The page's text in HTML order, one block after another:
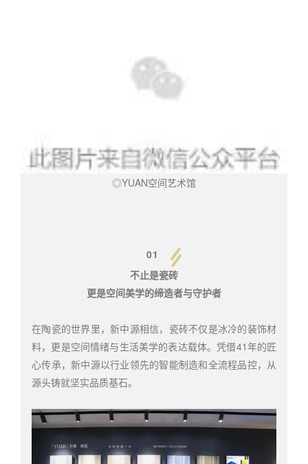
◎YUAN空间艺术馆
01
不止是瓷砖
更是空间美学的缔造者与守护者
在陶瓷的世界里，新中源相信，瓷砖不仅是冰冷的装饰材
料，更是空间情绪与生活美学的表达载体。凭借41年的匠
心传承，新中源以行业领先的智能制造和全流程品控，从
源头铸就坚实品质基石。